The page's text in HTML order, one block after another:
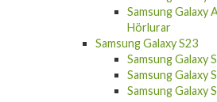
Samsung Galaxy
Hörlurar
Samsung Galaxy S23
Samsung Galaxy
Samsung Galaxy
Samsung Galaxy